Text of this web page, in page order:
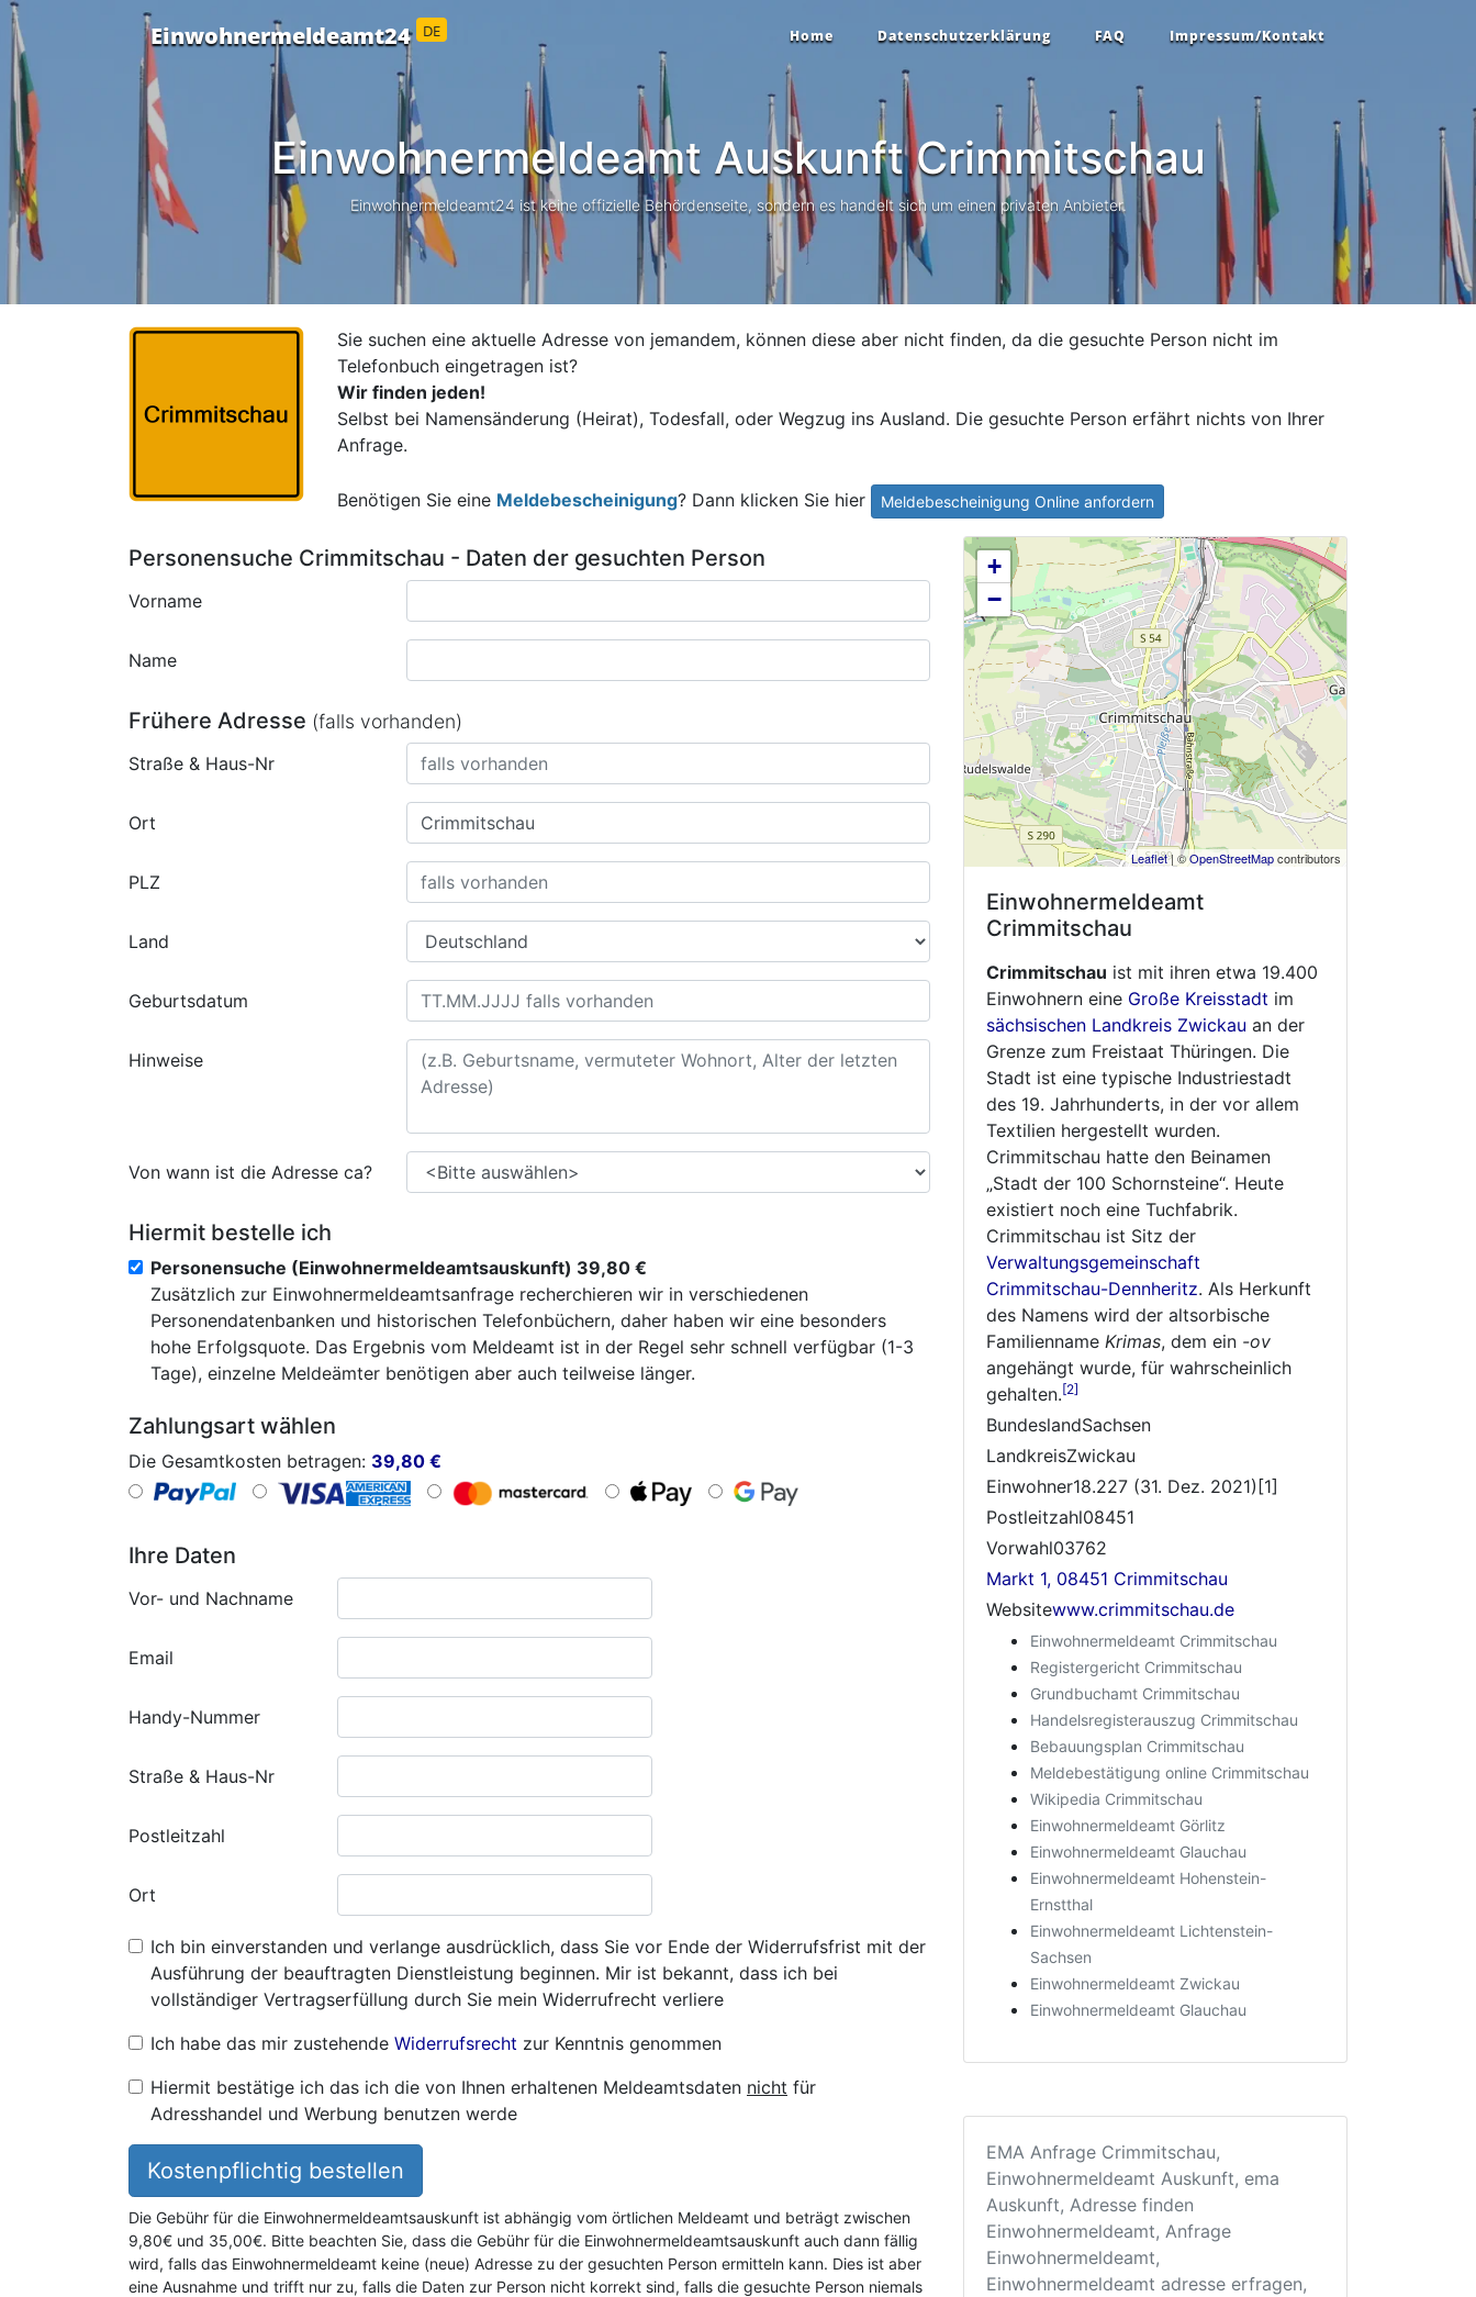
Einwohnermeldeamt24 DE Home Datenschutzerklärung FAQ Impressum/Kontakt
Einwohnermeldeamt AuskunftCrimmitschau
Einwohnermeldeamt24 ist keine offizielle Behördenseite, sondern es handelt sich um einen privaten Anbieter.
Sie suchen eine aktuelle Adresse von jemandem, können diese aber nicht finden, da die gesuchte Person nicht im
Telefonbuch eingetragen ist?
Wir finden jeden!
Selbst bei Namensänderung (Heirat), Todesfall, oder Wegzug ins Ausland. Die gesuchte Person erfährt nichts von Ihrer
Anfrage.
Benötigen Sie eine Meldebescheinigung? Dann klicken Sie hier Meldebescheinigung Online anfordern
Personensuche Crimmitschau - Daten der gesuchten Person
Vorname
Name
Frühere Adresse (falls vorhanden)
Straße & Haus-Nr
Ort
PLZ
Land
Geburtsdatum
Hinweise
Von wann ist die Adresse ca?
Hiermit bestelle ich
Personensuche (Einwohnermeldeamtsauskunft) 39,80 €
Zusätzlich zur Einwohnermeldeamtsanfrage recherchieren wir in verschiedenen
Personendatenbanken und historischen Telefonbüchern, daher haben wir eine besonders
hohe Erfolgsquote. Das Ergebnis vom Meldeamt ist in der Regel sehr schnell verfügbar (1-3
Tage), einzelne Meldeämter benötigen aber auch teilweise länger.
Zahlungsart wählen
Die Gesamtkosten betragen: 39,80 €
Ihre Daten
Vor- und Nachname
Email
Handy-Nummer
Straße & Haus-Nr
Postleitzahl
Ort
Ich bin einverstanden und verlange ausdrücklich, dass Sie vor Ende der Widerrufsfrist mit der
Ausführung der beauftragten Dienstleistung beginnen. Mir ist bekannt, dass ich bei
vollständiger Vertragserfüllung durch Sie mein Widerrufrecht verliere
Ich habe das mir zustehende Widerrufsrecht zur Kenntnis genommen
Hiermit bestätige ich das ich die von Ihnen erhaltenen Meldeamtsdaten nicht für
Adresshandel und Werbung benutzen werde
Kostenpflichtig bestellen
Die Gebühr für die Einwohnermeldeamtsauskunft ist abhängig vom örtlichen Meldeamt und beträgt zwischen
9,80€ und 35,00€. Bitte beachten Sie, dass die Gebühr für die Einwohnermeldeamtsauskunft auch dann fällig
wird, falls das Einwohnermeldeamt keine (neue) Adresse zu der gesuchten Person ermitteln kann. Dies ist aber
eine Ausnahme und trifft nur zu, falls die Daten zur Person nicht korrekt sind, falls die gesuchte Person niemals
+
−
Leaflet| ©OpenStreetMapcontributors
Einwohnermeldeamt
Crimmitschau
Crimmitschau ist mit ihren etwa 19.400
Einwohnern eine Große Kreisstadt im
sächsischen Landkreis Zwickau an der
Grenze zum Freistaat Thüringen. Die
Stadt ist eine typische Industriestadt
des 19. Jahrhunderts, in der vor allem
Textilien hergestellt wurden.
Crimmitschau hatte den Beinamen
„Stadt der 100 Schornsteine“. Heute
existiert noch eine Tuchfabrik.
Crimmitschau ist Sitz der
Verwaltungsgemeinschaft
Crimmitschau-Dennheritz. Als Herkunft
des Namens wird der altsorbische
Familienname Krimas, dem ein -ov
angehängt wurde, für wahrscheinlich
gehalten.[2]
BundeslandSachsen
LandkreisZwickau
Einwohner18.227 (31. Dez. 2021)[1]
Postleitzahl08451
Vorwahl03762
Markt 1, 08451 Crimmitschau
Websitewww.crimmitschau.de
Einwohnermeldeamt Crimmitschau
Registergericht Crimmitschau
Grundbuchamt Crimmitschau
Handelsregisterauszug Crimmitschau
Bebauungsplan Crimmitschau
Meldebestätigung online Crimmitschau
Wikipedia Crimmitschau
Einwohnermeldeamt Görlitz
Einwohnermeldeamt Glauchau
Einwohnermeldeamt Hohenstein-
Ernstthal
Einwohnermeldeamt Lichtenstein-
Sachsen
Einwohnermeldeamt Zwickau
Einwohnermeldeamt Glauchau
EMA Anfrage Crimmitschau,
Einwohnermeldeamt Auskunft, ema
Auskunft, Adresse finden
Einwohnermeldeamt, Anfrage
Einwohnermeldeamt,
Einwohnermeldeamt adresse erfragen,